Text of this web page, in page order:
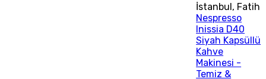
İstanbul, Fatih
Nespresso
Inissia D40
Siyah Kapsüllü
Kahve
Makinesi -
Temiz &